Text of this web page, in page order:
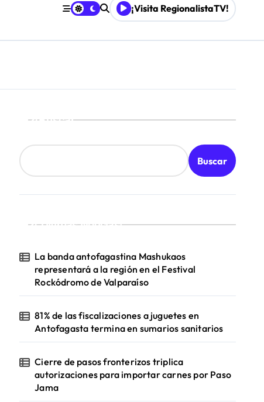
¡Visita RegionalistaTV!
Buscar
Buscar
¡Ultimas Noticias!
La banda antofagastina Mashukaos
representará a la región en el Festival
Rockódromo de Valparaíso
81% de las fiscalizaciones a juguetes en
Antofagasta termina en sumarios sanitarios
Cierre de pasos fronterizos triplica
autorizaciones para importar carnes por Paso
Jama